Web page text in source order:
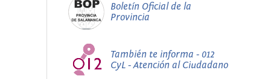
Boletín Oficial de la
Provincia
También te informa - 012
CyL - Atención al Ciudadano